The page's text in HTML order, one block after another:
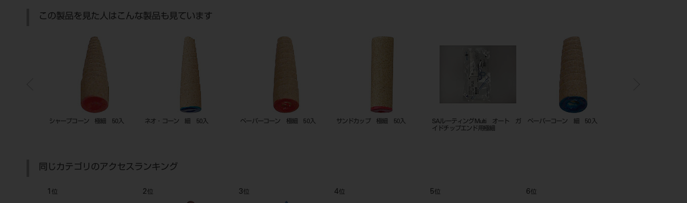
この製品を見た人はこんな製品も見ています
SAセメント プラス オートミック
ネオ・コーン ASS 50入 セラムダイヤ HP ＃1 極細 セラムダイヤ CA ＃8 極細 シャープコーン 極細 50入 ネオ・コーン 細 50入
同じカテゴリのアクセスランキング
7 位 8 位 9位 10位 11位 12位